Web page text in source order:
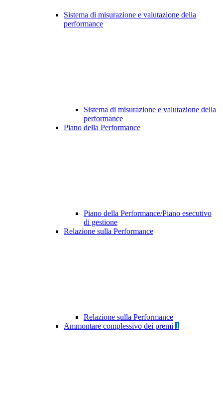
Sistema di misurazione e valutazione della
performance
Sistema di misurazione e valutazione della
performance
Piano della Performance
Piano della Performance/Piano esecutivo
di gestione
Relazione sulla Performance
Relazione sulla Performance
Ammontare complessivo dei premi 1